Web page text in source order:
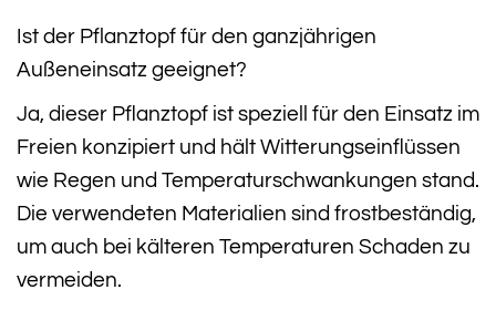
Ist der Pflanztopf für den ganzjährigen
Außeneinsatz geeignet?
Ja, dieser Pflanztopf ist speziell für den Einsatz im
Freien konzipiert und hält Witterungseinflüssen
wie Regen und Temperaturschwankungen stand.
Die verwendeten Materialien sind frostbeständig,
um auch bei kälteren Temperaturen Schaden zu
vermeiden.